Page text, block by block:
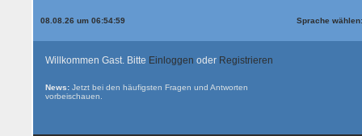
08.08.26 um 06:54:59 Sprache
Willkommen Gast. Bitte Einloggen oder Registrieren
News: Jetzt bei den häufigsten Fragen und Antworten
vorbeischauen.